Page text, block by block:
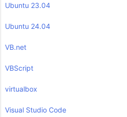
Ubuntu 23.04
Ubuntu 24.04
VB.net
VBScript
virtualbox
Visual Studio Code